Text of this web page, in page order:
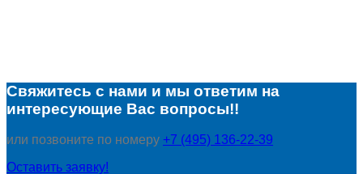
Свяжитесь с нами и мы ответим на
интересующие Вас вопросы!!
или позвоните по номеру +7 (495) 136-22-39
Оставить заявку!